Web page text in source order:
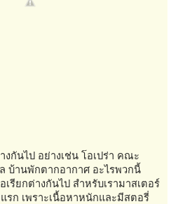
กันไป อย่างเช่น โอเปร่า คณะ
บ้านพักตากอากาศ อะไรพวกนี้
รียกต่างกันไป สำหรับเรามาสเตอร์
รก เพราะเนื้อหาหนักและมีสตอรี่